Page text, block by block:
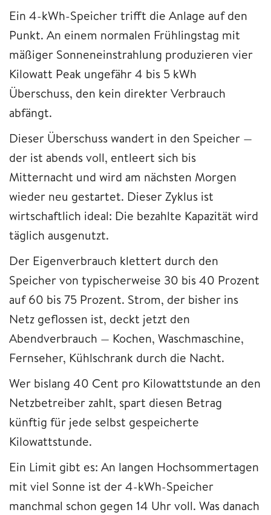
Ein 4-kWh-Speicher trifft die Anlage auf den
Punkt. An einem normalen Frühlingstag mit
mäßiger Sonneneinstrahlung produzieren vier
Kilowatt Peak ungefähr 4 bis 5 kWh
Überschuss, den kein direkter Verbrauch
abfängt.
Dieser Überschuss wandert in den Speicher —
der ist abends voll, entleert sich bis
Mitternacht und wird am nächsten Morgen
wieder neu gestartet. Dieser Zyklus ist
wirtschaftlich ideal: Die bezahlte Kapazität wird
täglich ausgenutzt.
Der Eigenverbrauch klettert durch den
Speicher von typischerweise 30 bis 40 Prozent
auf 60 bis 75 Prozent. Strom, der bisher ins
Netz geflossen ist, deckt jetzt den
Abendverbrauch — Kochen, Waschmaschine,
Fernseher, Kühlschrank durch die Nacht.
Wer bislang 40 Cent pro Kilowattstunde an den
Netzbetreiber zahlt, spart diesen Betrag
künftig für jede selbst gespeicherte
Kilowattstunde.
Ein Limit gibt es: An langen Hochsommertagen
mit viel Sonne ist der 4-kWh-Speicher
manchmal schon gegen 14 Uhr voll. Was danach